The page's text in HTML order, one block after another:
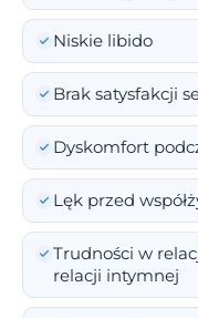
Niskie libido
Brak satysfakcji
Dyskomfort
Lęk przed
Trudności w
relacji intymnej